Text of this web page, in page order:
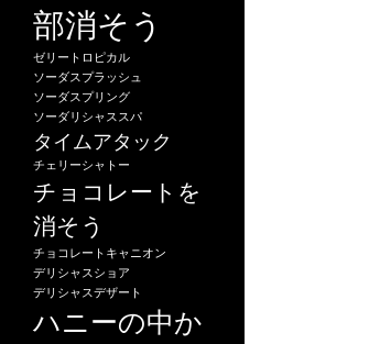
部消そう
ゼリートロピカル
ソーダスプラッシュ
ソーダスプリング
ソーダリシャススパ
タイムアタック
チェリーシャトー
チョコレートを
消そう
チョコレートキャニオン
デリシャスショア
デリシャスデザート
ハニーの中か